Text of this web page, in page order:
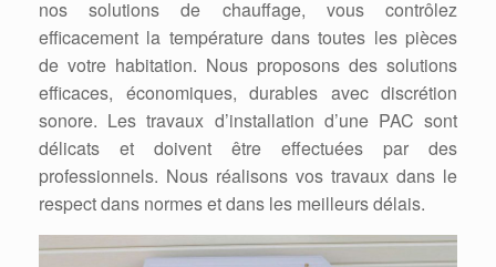
nos solutions de chauffage, vous contrôlez
efficacement la température dans toutes les pièces
de votre habitation. Nous proposons des solutions
efficaces, économiques, durables avec discrétion
sonore. Les travaux d’installation d’une PAC sont
délicats et doivent être effectuées par des
professionnels. Nous réalisons vos travaux dans le
respect dans normes et dans les meilleurs délais.